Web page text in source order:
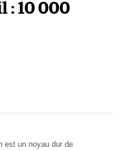
: 10 000
est un noyau dur de